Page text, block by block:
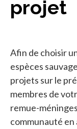
projet
Afin de choisir
espèces
projets sur le
membres de
remue-
communauté en